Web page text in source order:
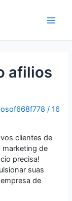
afilios
/16
clientes de
marketing de
precisa!
suas
de